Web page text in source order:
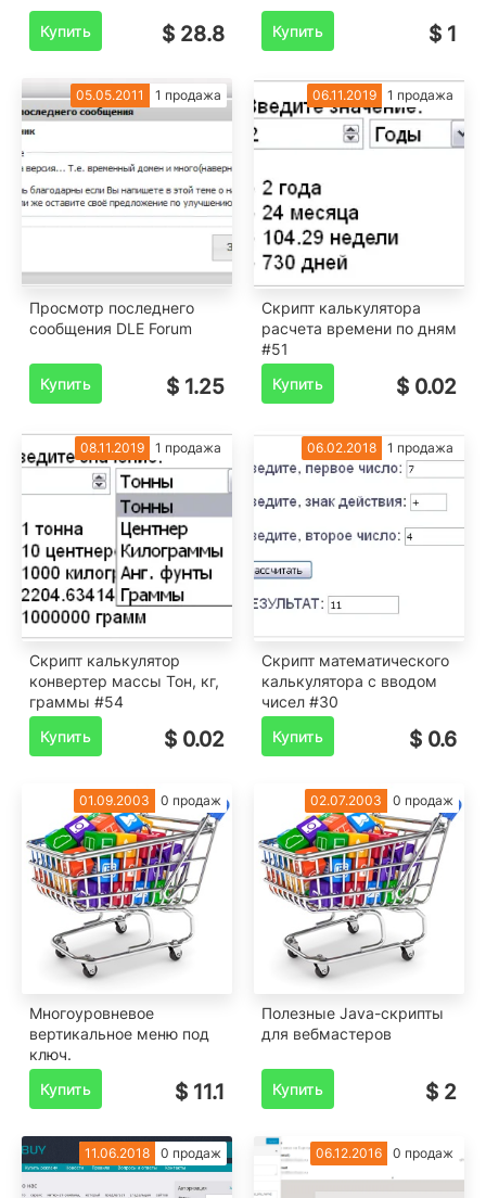
Купить $ 28.8 Купить $ 1
05.05.2011 1 продажа
Просмотр последнего
сообщения DLE Forum
Купить $ 1.25
06.11.2019 1 продажа
Скрипт калькулятора
расчета времени по дням
#51
Купить
$ 0.02
08.11.2019 1 продажа
Скрипт калькулятор
конвертер массы Тон, кг,
граммы #54
Купить
$ 0.02
06.02.2018 1 продажа
Скрипт математического
калькулятора с вводом
чисел #30
Купить
$ 0.6
01.09.2003 0 продаж
Многоуровневое
вертикальное меню под
ключ.
Купить
$ 11.1
02.07.2003 0 продаж
Полезные Java-скрипты
для вебмастеров
Купить $ 2
11.06.2018 0 продаж 06.12.2016 0 продаж